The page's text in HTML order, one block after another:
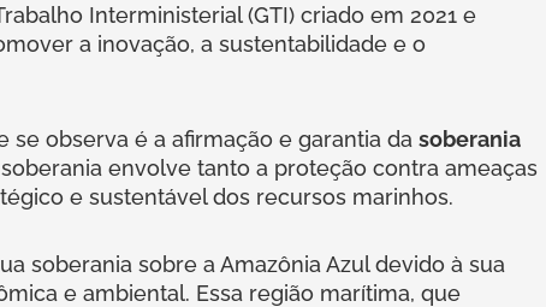
Interministerial (GTI) criado em 2021 e
a inovação, a sustentabilidade e o
se observa é a afirmação e garantia da soberania
soberania envolve tanto a proteção contra ameaças
e sustentável dos recursos marinhos.
soberania sobre a Amazônia Azul devido à sua
e ambiental. Essa região marítima, que